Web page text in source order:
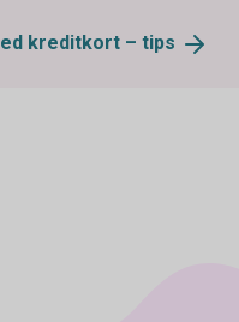
kreditkort – tips